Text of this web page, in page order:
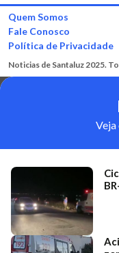
Quem Somos
Fale Conosco
Política de Privacidade
Noticias de Santaluz 2025.
Veja